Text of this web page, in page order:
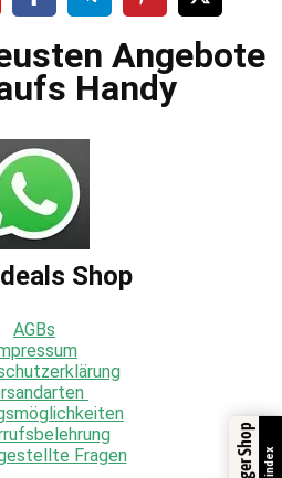
Angebote
Handy
Shop
AGBs
Fragen